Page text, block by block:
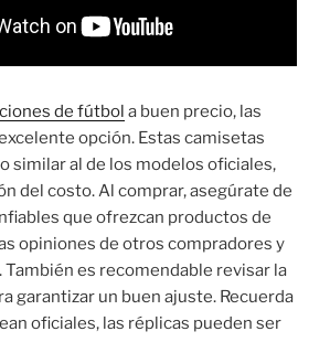
de fútbol a buen precio, las
opción. Estas camisetas
similar al de los modelos oficiales,
del costo. Al comprar, asegúrate de
que ofrezcan productos de
opiniones de otros compradores y
También es recomendable revisar la
garantizar un buen ajuste. Recuerda
oficiales, las réplicas pueden ser